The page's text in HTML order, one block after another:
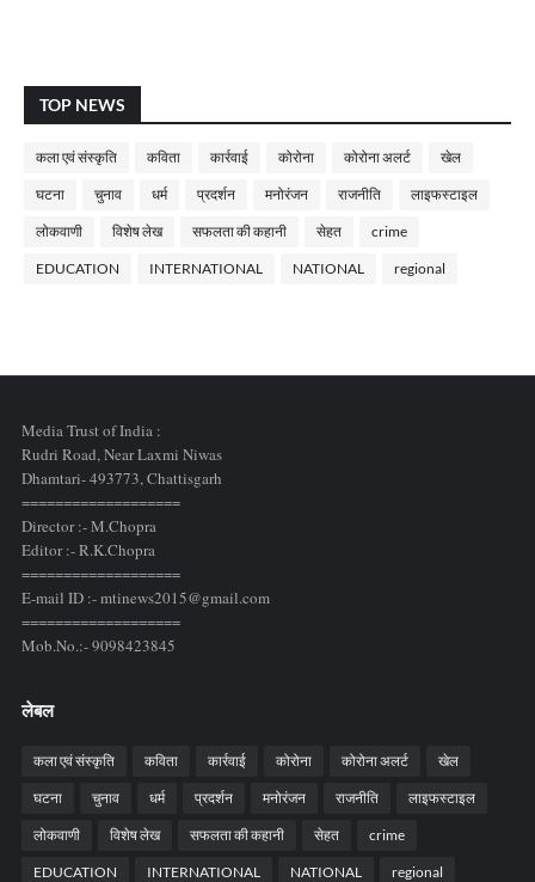
TOP NEWS
कला एवं संस्कृति कविता कार्रवाई कोरोना कोरोना अलर्ट खेल
घटना चुनाव धर्म प्रदर्शन मनोरंजन राजनीति लाइफस्टाइल
लोकवाणी विशेष लेख सफलता की कहानी सेहत crime
EDUCATION INTERNATIONAL NATIONAL regional
Media Trust of India :
Rudri Road, Near Laxmi Niwas
Dhamtari- 493773,Chattisgarh
===================
Director :- M.Chopra
Editor :- R.K.Chopra
===================
E-mail ID :- mtinews2015@gmail.com
===================
Mob.No.:- 9098423845
लेबल
कला एवं संस्कृति कविता कार्रवाई कोरोना कोरोना अलर्ट खेल
घटना चुनाव धर्म प्रदर्शन मनोरंजन राजनीति लाइफस्टाइल
लोकवाणी विशेष लेख सफलता की कहानी सेहत crime
EDUCATION INTERNATIONAL NATIONAL regional